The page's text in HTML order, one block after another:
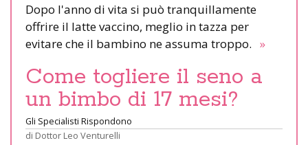
Dopo l'anno di vita si può tranquillamente
offrire il latte vaccino, meglio in tazza per
evitare che il bambino ne assuma troppo. »
Come togliere il seno a
un bimbo di 17 mesi?
Gli Specialisti Rispondono
di Dottor Leo Venturelli